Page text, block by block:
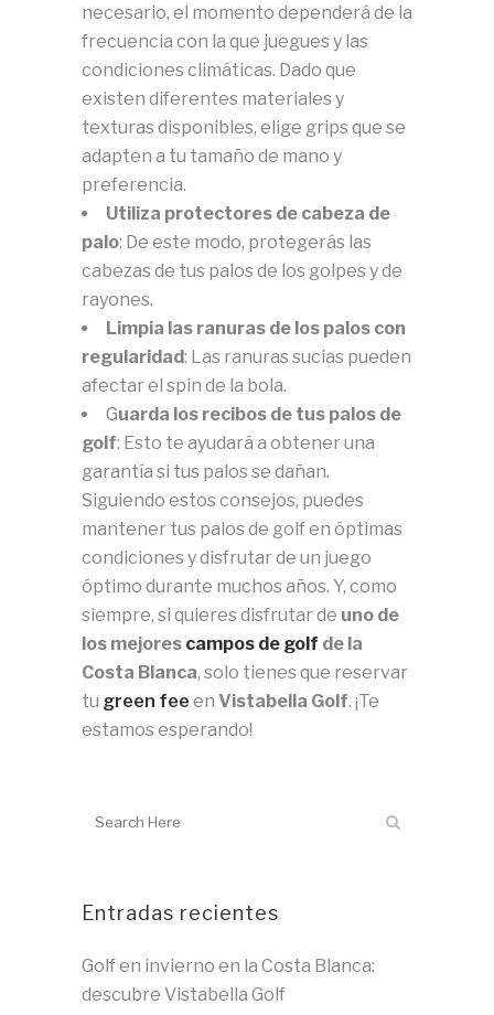
necesario, el momento dependerá de la
frecuencia con la que juegues y las
condiciones climáticas. Dado que
existen diferentes materiales y
texturas disponibles, elige grips que se
adapten a tu tamaño de mano y
preferencia.
Utiliza protectores de cabeza de
palo: De este modo, protegerás las
cabezas de tus palos de los golpes y de
rayones.
Limpia las ranuras de los palos con
regularidad: Las ranuras sucias pueden
afectar el spin de la bola.
Guarda los recibos de tus palos de
golf: Esto te ayudará a obtener una
garantía si tus palos se dañan.
Siguiendo estos consejos, puedes
mantener tus palos de golf en óptimas
condiciones y disfrutar de un juego
óptimo durante muchos años. Y, como
siempre, si quieres disfrutar de uno de
los mejores campos de golf de la
Costa Blanca, solo tienes que reservar
tu green fee en Vistabella Golf. ¡Te
estamos esperando!
Entradas recientes
Golf en invierno en la Costa Blanca:
descubre Vistabella Golf